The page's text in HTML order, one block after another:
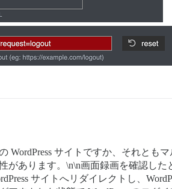
WordPress サイトですか、それとも
あります。\n\n画面録画を確認し
サイトへリダイレクトし、